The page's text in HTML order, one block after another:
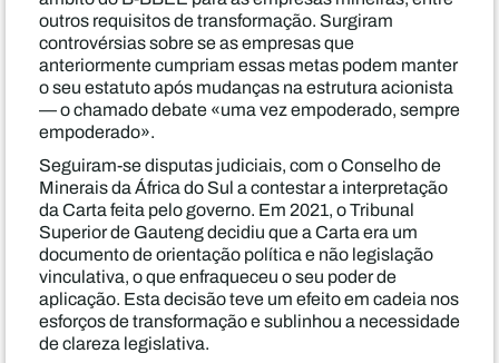
outros requisitos de transformação. Surgiram
controvérsias sobre se as empresas que
anteriormente cumpriam essas metas podem manter
o seu estatuto após mudanças na estrutura acionista
— o chamado debate «uma vez empoderado, sempre
empoderado».
Seguiram-se disputas judiciais, com o Conselho de
Minerais da África do Sul a contestar a interpretação
da Carta feita pelo governo. Em 2021, o Tribunal
Superior de Gauteng decidiu que a Carta era um
documento de orientação política e não legislação
vinculativa, o que enfraqueceu o seu poder de
aplicação. Esta decisão teve um efeito em cadeia nos
esforços de transformação e sublinhou a necessidade
de clareza legislativa.